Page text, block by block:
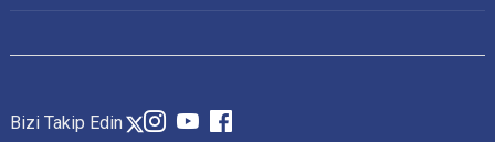
Bizi Takip Edin